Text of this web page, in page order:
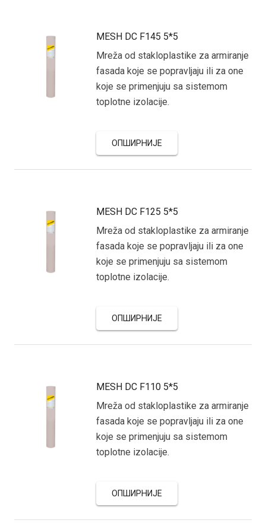
MESH DC F145 5*5
Mreža od stakloplastike za armiranje
fasada koje se popravljaju ili za one
koje se primenjuju sa sistemom
toplotne izolacije.
ОПШИРНИЈЕ
MESH DC F125 5*5
Mreža od stakloplastike za armiranje
fasada koje se popravljaju ili za one
koje se primenjuju sa sistemom
toplotne izolacije.
ОПШИРНИЈЕ
MESH DC F110 5*5
Mreža od stakloplastike za armiranje
fasada koje se popravljaju ili za one
koje se primenjuju sa sistemom
toplotne izolacije.
ОПШИРНИЈЕ